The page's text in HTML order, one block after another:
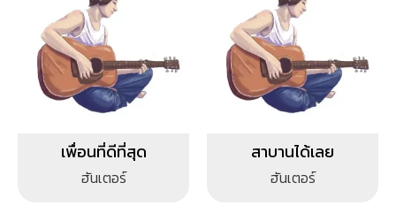
เพื่อนที่ดีที่สุด
ฮันเตอร์
สาบานได้เลย
ฮันเตอร์